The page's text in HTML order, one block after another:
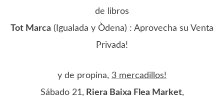
de libros
Tot Marca (Igualada y Òdena) : Aprovecha su Venta
Privada!
y de propina, 3 mercadillos!
Sábado 21, Riera Baixa Flea Market,